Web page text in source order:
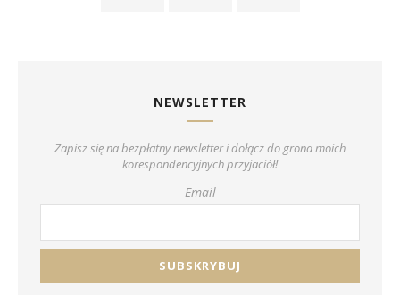
NEWSLETTER
Zapisz się na bezpłatny newsletter i dołącz do grona moich
korespondencyjnych przyjaciół!
Email